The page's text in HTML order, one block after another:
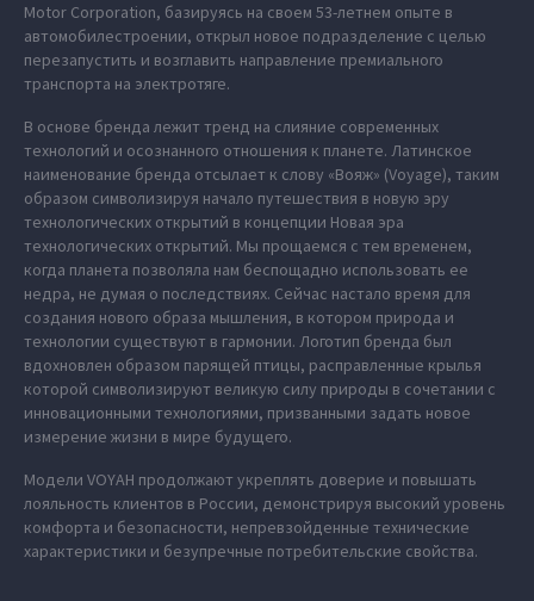
Motor Corporation, базируясь на своем 53-летнем опыте в
автомобилестроении, открыл новое подразделение с целью
перезапустить и возглавить направление премиального
транспорта на электротяге.
В основе бренда лежит тренд на слияние современных
технологий и осознанного отношения к планете. Латинское
наименование бренда отсылает к слову «Вояж» (Voyage), таким
образом символизируя начало путешествия в новую эру
технологических открытий в концепции Новая эра
технологических открытий. Мы прощаемся с тем временем,
когда планета позволяла нам беспощадно использовать ее
недра, не думая о последствиях. Сейчас настало время для
создания нового образа мышления, в котором природа и
технологии существуют в гармонии. Логотип бренда был
вдохновлен образом парящей птицы, расправленные крылья
которой символизируют великую силу природы в сочетании с
инновационными технологиями, призванными задать новое
измерение жизни в мире будущего.
Модели VOYAH продолжают укреплять доверие и повышать
лояльность клиентов в России, демонстрируя высокий уровень
комфорта и безопасности, непревзойденные технические
характеристики и безупречные потребительские свойства.